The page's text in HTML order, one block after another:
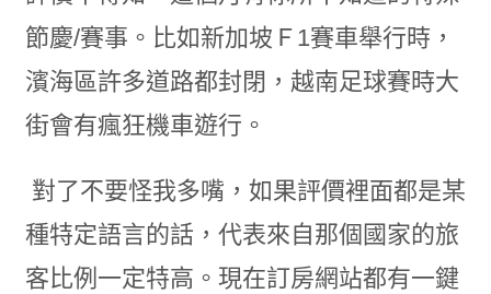
節慶/賽事。比如新加坡Ｆ1賽車舉行時，
濱海區許多道路都封閉，越南足球賽時大
街會有瘋狂機車遊行。
對了不要怪我多嘴，如果評價裡面都是某
種特定語言的話，代表來自那個國家的旅
客比例一定特高。現在訂房網站都有一鍵